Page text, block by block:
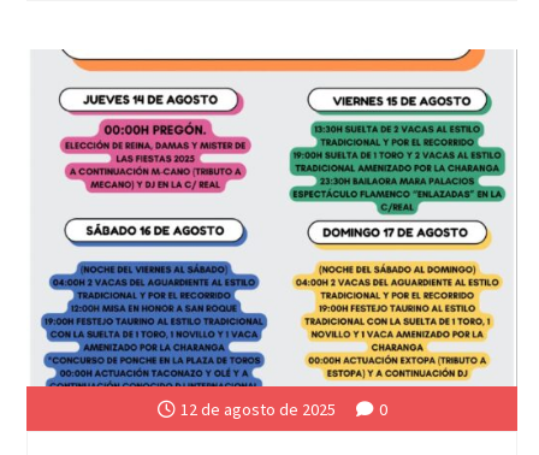
12 de agosto de 2025 0